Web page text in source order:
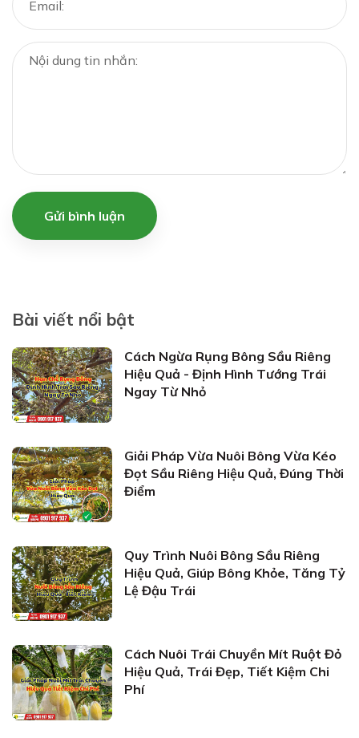
Gửi bình luận
Bài viết nổi bật
Cách Ngừa Rụng Bông Sầu Riêng
Hiệu Quả - Định Hình Tướng Trái
Ngay Từ Nhỏ
Giải Pháp Vừa Nuôi Bông Vừa Kéo
Đọt Sầu Riêng Hiệu Quả, Đúng Thời
Điểm
Quy Trình Nuôi Bông Sầu Riêng
Hiệu Quả, Giúp Bông Khỏe, Tăng Tỷ
Lệ Đậu Trái
Cách Nuôi Trái Chuyền Mít Ruột Đỏ
Hiệu Quả, Trái Đẹp, Tiết Kiệm Chi
Phí